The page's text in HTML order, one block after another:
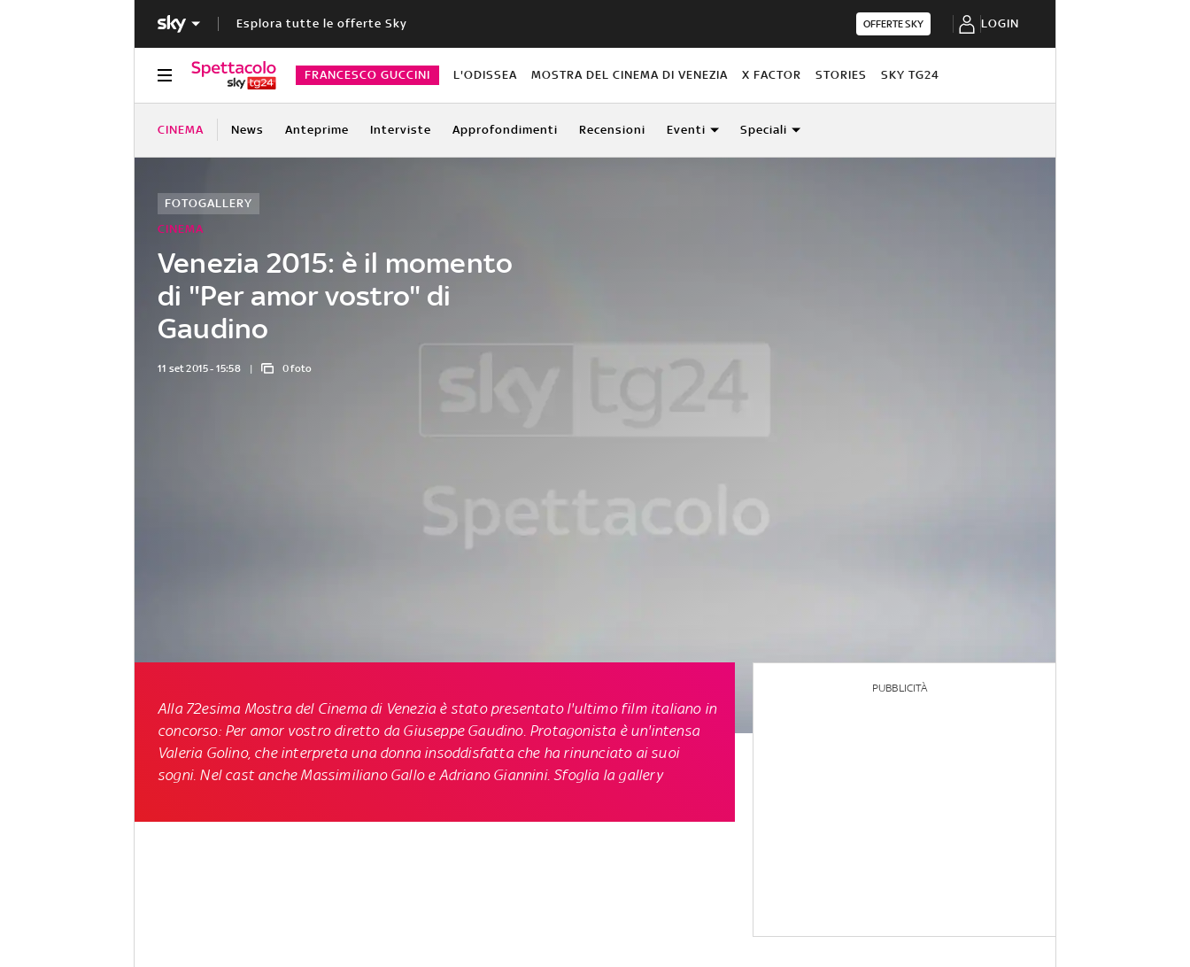
Esplora tutte le offerte Sky OFFERTE SKY LOGIN
FRANCESCO GUCCINI L'ODISSEA MOSTRA DEL CINEMA DI VENEZIA X FACTOR STORIES SKY TG24
CINEMA News Anteprime Interviste Approfondimenti Recensioni Eventi Speciali
Venezia 2015: è il momento
di "Per amor vostro" di
Gaudino
CINEMA
FOTOGALLERY
11 set 2015 - 15:58 0 foto
Alla 72esima Mostra del Cinema di Venezia è stato presentato l'ultimo film italiano in
concorso: Per amor vostrodiretto da Giuseppe Gaudino. Protagonista è un'intensa
Valeria Golino, che interpreta una donna insoddisfatta che ha rinunciato ai suoi
sogni. Nel cast anche Massimiliano Gallo e Adriano Giannini. Sfoglia la gallery
PUBBLICITÀ